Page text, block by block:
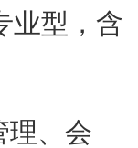
业型，含
理、会